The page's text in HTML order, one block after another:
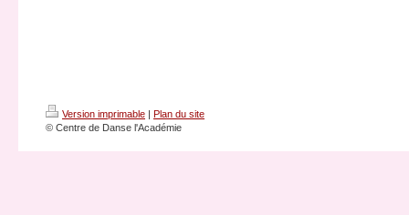
Version imprimable | Plan du site
© Centre de Danse l'Académie